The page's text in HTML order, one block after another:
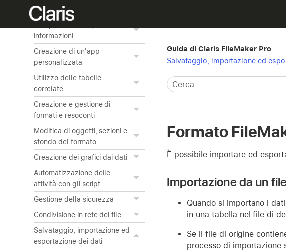
Ordinamento dei record
informazioni
Creazione di un'app
personalizzata
Utilizzo delle tabelle
correlate
Creazione e gestione di
formati e resoconti
Modifica di oggetti, sezioni e
sfondo del formato
Creazione dei grafici dai dati
Automatizzazione delle
attività con gli script
Gestione della sicurezza
Condivisione in rete dei file
Salvataggio, importazione ed
esportazione dei dati
Guida di Claris FileMaker Pro
Salvataggio, importazione ed
Formato
È possibile importare ed
Importazione da un
Quando si importano i
in una tabella nel file di
Se il file di origine
processo di